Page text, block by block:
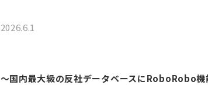
2026.6.1
～国内最大級の反社データベースにRoboRobo機